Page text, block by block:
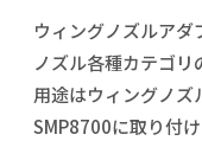
ウィングノズルアダ
ノズル各種カテゴリ
用途はウィングノズ
SMP8700に取り付